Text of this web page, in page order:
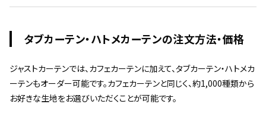
タブカーテン・ハトメカーテンの注文方法・価格
ジャストカーテンでは、カフェカーテンに加えて、タブカーテン・ハトメカ
ーテンもオーダー可能です。カフェカーテンと同じく、約1,000種類から
お好きな生地をお選びいただくことが可能です。